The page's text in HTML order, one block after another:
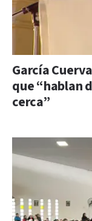
García
que “hablan
cerca”